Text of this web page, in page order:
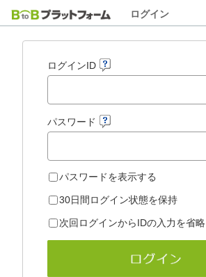
ログイン
ログインID
パスワード
パスワードを表示する
30日間ログイン状態を保持
次回ログインからIDの入力を省略